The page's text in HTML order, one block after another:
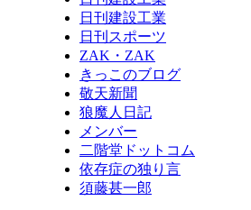
日刊建設工業
日刊スポーツ
ZAK・ZAK
きっこのブログ
敬天新聞
狼魔人日記
メンバー
二階堂ドットコム
依存症の独り言
須藤甚一郎